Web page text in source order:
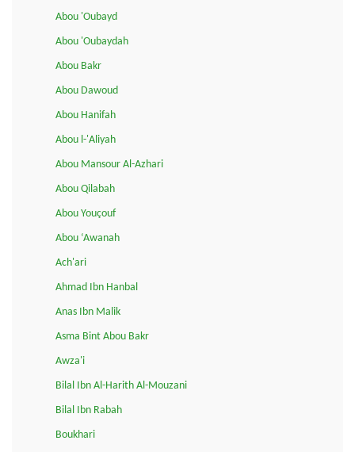
Abou 'Oubayd
Abou 'Oubaydah
Abou Bakr
Abou Dawoud
Abou Hanifah
Abou l-'Aliyah
Abou Mansour Al-Azhari
Abou Qilabah
Abou Youçouf
Abou ‘Awanah
Ach'ari
Ahmad Ibn Hanbal
Anas Ibn Malik
Asma Bint Abou Bakr
Awza'i
Bilal Ibn Al-Harith Al-Mouzani
Bilal Ibn Rabah
Boukhari